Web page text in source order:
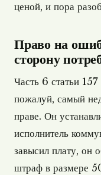
ценой, и пора
Право на
сторону
Часть 6 статьи
пожалуй, самый
праве. Он
исполнитель
завысил плату, он
штраф в размере